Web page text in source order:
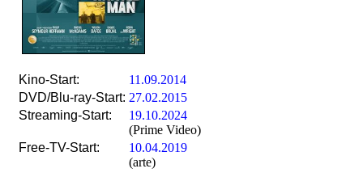
Kino-Start:
11.09.2014
DVD/Blu-ray-Start: 27.02.2015
Streaming-Start:
19.10.2024
(Prime Video)
Free-TV-Start:
10.04.2019
(arte)